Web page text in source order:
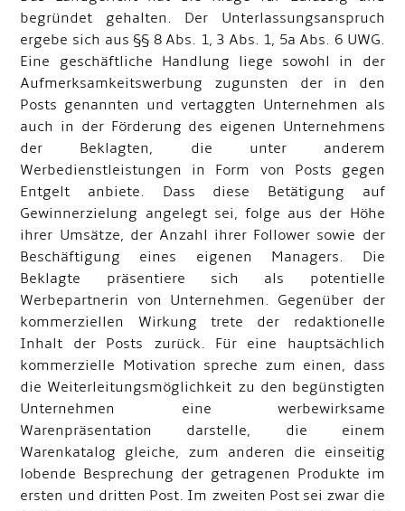
begründet gehalten. Der Unterlassungsanspruch
ergebe sich aus §§ 8 Abs. 1, 3 Abs. 1, 5a Abs. 6 UWG.
Eine geschäftliche Handlung liege sowohl in der
Aufmerksamkeitswerbung zugunsten der in den
Posts genannten und vertaggten Unternehmen als
auch in der Förderung des eigenen Unternehmens
der Beklagten, die unter anderem
Werbedienstleistungen in Form von Posts gegen
Entgelt anbiete. Dass diese Betätigung auf
Gewinnerzielung angelegt sei, folge aus der Höhe
ihrer Umsätze, der Anzahl ihrer Follower sowie der
Beschäftigung eines eigenen Managers. Die
Beklagte präsentiere sich als potentielle
Werbepartnerin von Unternehmen. Gegenüber der
kommerziellen Wirkung trete der redaktionelle
Inhalt der Posts zurück. Für eine hauptsächlich
kommerzielle Motivation spreche zum einen, dass
die Weiterleitungsmöglichkeit zu den begünstigten
Unternehmen eine werbewirksame
Warenpräsentation darstelle, die einem
Warenkatalog gleiche, zum anderen die einseitig
lobende Besprechung der getragenen Produkte im
ersten und dritten Post. Im zweiten Post sei zwar die